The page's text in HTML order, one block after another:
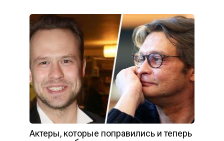
Актеры, которые поправились и теперь